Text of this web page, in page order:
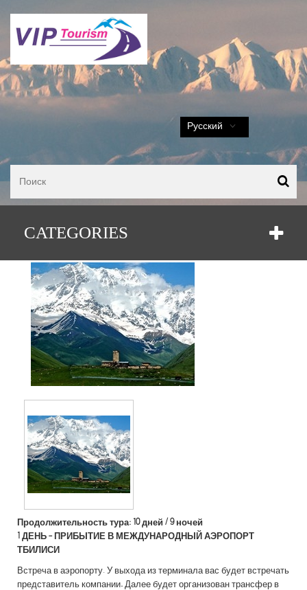
Русский
CATEGORIES
Тур по горам Грузии
Продолжительность тура: 10 дней / 9 ночей
1 ДЕНЬ - ПРИБЫТИЕ В МЕЖДУНАРОДНЫЙ АЭРОПОРТ
ТБИЛИСИ
Встреча в аэропорту. У выхода из терминала вас будет встречать
представитель компании. Далее будет организован трансфер в